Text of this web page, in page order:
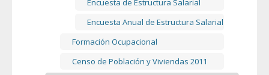
Encuesta de Estructura Salarial
Encuesta Anual de Estructura Salarial
Formación Ocupacional
Censo de Población y Viviendas 2011